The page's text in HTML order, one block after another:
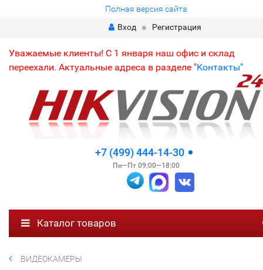
Полная версия сайта
Вход
Регистрация
Уважаемые клиенты! С 1 января наш офис и склад
переехали. Актуальные адреса в разделе "Контакты"
+7 (499) 444-14-30
Пн—Пт 09:00—18:00
Каталог товаров
ВИДЕОКАМЕРЫ